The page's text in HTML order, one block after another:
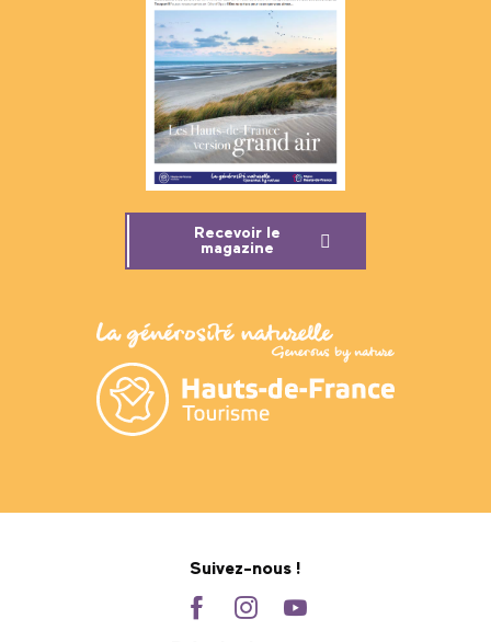
Recevoir le
magazine
Suivez-nous !